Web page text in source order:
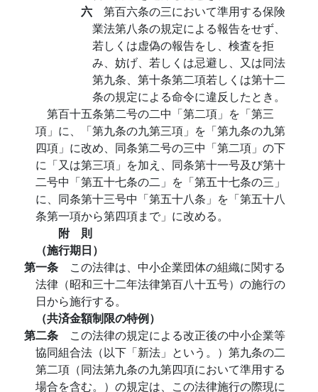
六 第百六条の三において準用する保険
業法第八条の規定による報告をせず、
若しくは虚偽の報告をし、検査を拒
み、妨げ、若しくは忌避し、又は同法
第九条、第十条第二項若しくは第十二
条の規定による命令に違反したとき。
第百十五条第二号の二中「第二項」を「第三
項」に、「第九条の九第三項」を「第九条の九第
四項」に改め、同条第二号の三中「第二項」の下
に「又は第三項」を加え、同条第十一号及び第十
二号中「第五十七条の二」を「第五十七条の三」
に、同条第十三号中「第五十八条」を「第五十八
条第一項から第四項まで」に改める。
附 則
（施行期日）
第一条 この法律は、中小企業団体の組織に関する
法律（昭和三十二年法律第百八十五号）の施行の
日から施行する。
（共済金額制限の特例）
第二条 この法律の規定による改正後の中小企業等
協同組合法（以下「新法」という。）第九条の二
第二項（同法第九条の九第四項において準用する
場合を含む。）の規定は、この法律施行の際現に